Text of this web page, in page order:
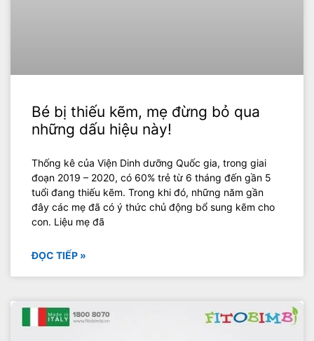
Bé bị thiếu kẽm, mẹ đừng bỏ qua
những dấu hiệu này!
Thống kê của Viện Dinh dưỡng Quốc gia, trong giai
đoạn 2019 – 2020, có 60% trẻ từ 6 tháng đến gần 5
tuổi đang thiếu kẽm. Trong khi đó, những năm gần
đây các mẹ đã có ý thức chủ động bổ sung kẽm cho
con. Liệu mẹ đã
ĐỌC TIẾP »